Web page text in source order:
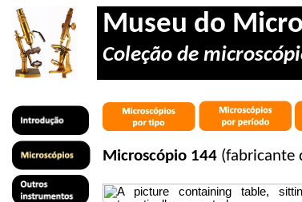
Museu do
Coleção de
Microscópio 144 (fabricante